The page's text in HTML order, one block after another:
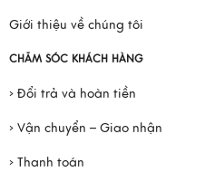
Giới thiệu về chúng tôi
CHĂM SÓC KHÁCH HÀNG
› Đổi trả và hoàn tiền
› Vận chuyển – Giao nhận
› Thanh toán